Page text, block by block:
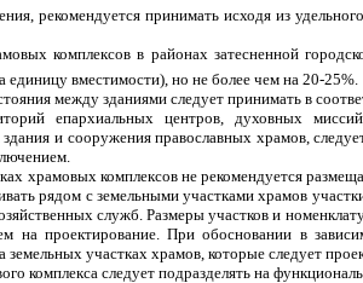
рекомендуется принимать исходя из
комплексов в районах затесненной
единицу вместимости), но не более чем на 20-25%.
между зданиями следует принимать в
епархиальных центров, духовных
и сооружения православных храмов,
храмовых комплексов не рекомендуется
рядом с земельными участками храмов
служб. Размеры участков и
на проектирование. При обосновании в
земельных участках храмов, которые следует
комплекса следует подразделять на